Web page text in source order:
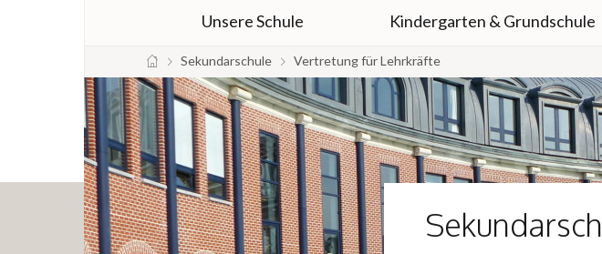
Unsere Schule Kindergarten & Grundschule
Sekundarschule Vertretung für Lehrkräfte